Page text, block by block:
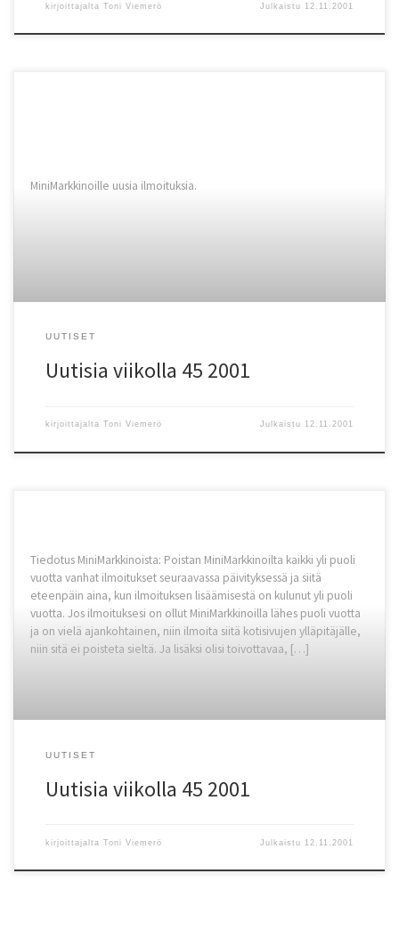
kirjoittajalta Toni Viemerö Julkaistu 12.11.2001
MiniMarkkinoille uusia ilmoituksia.
UUTISET
Uutisia viikolla 45 2001
kirjoittajalta Toni Viemerö Julkaistu 12.11.2001
Tiedotus MiniMarkkinoista: Poistan MiniMarkkinoilta kaikki yli puoli
vuotta vanhat ilmoitukset seuraavassa päivityksessä ja siitä
eteenpäin aina, kun ilmoituksen lisäämisestä on kulunut yli puoli
vuotta. Jos ilmoituksesi on ollut MiniMarkkinoilla lähes puoli vuotta
ja on vielä ajankohtainen, niin ilmoita siitä kotisivujen ylläpitäjälle,
niin sitä ei poisteta sieltä. Ja lisäksi olisi toivottavaa, […]
UUTISET
Uutisia viikolla 45 2001
kirjoittajalta Toni Viemerö Julkaistu 12.11.2001